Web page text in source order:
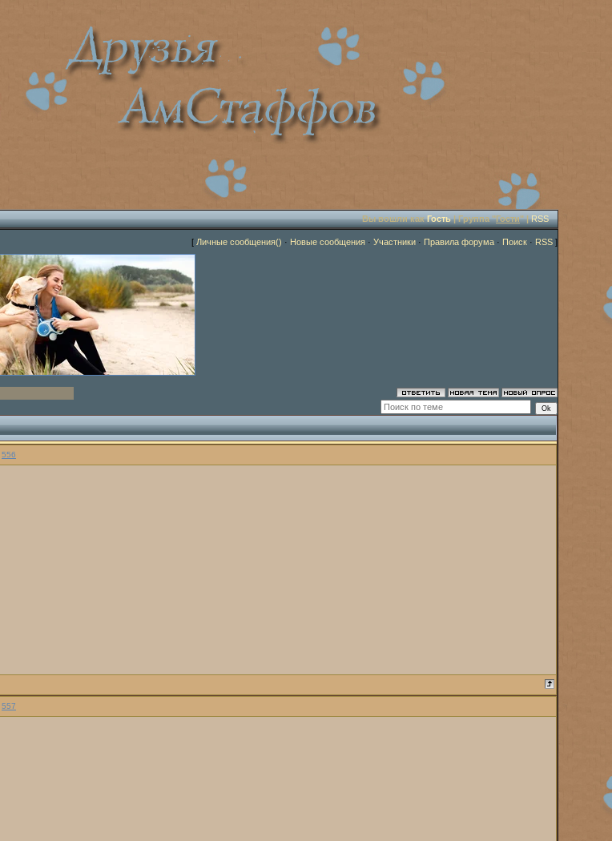
Вы вошли какГость| Группа "Гости" |RSS
[ Личные сообщения() · Новые сообщения · Участники · Правила форума · Поиск · RSS ]
556
557